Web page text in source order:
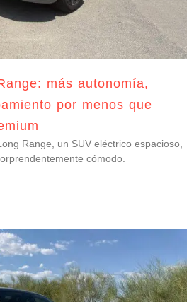
más autonomía,
por menos que
Range, un SUV eléctrico espacioso,
cómodo.